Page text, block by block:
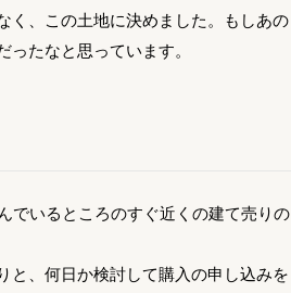
く、この土地に決めました。もしあの
たなと思っています。
でいるところのすぐ近くの建て売りの
と、何日か検討して購入の申し込みを